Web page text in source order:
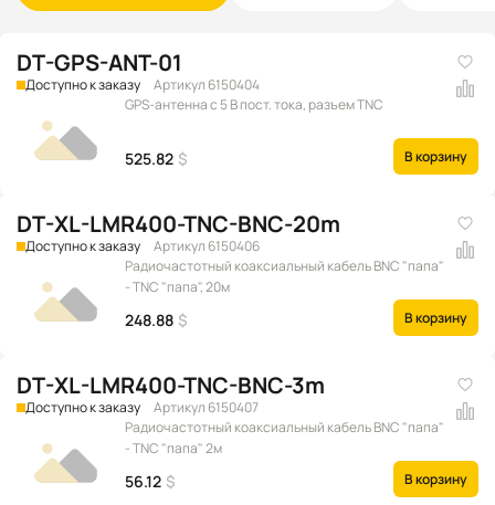
DT-GPS-ANT-01
Доступно к заказу
Артикул 6150404
GPS-антенна с 5 В пост. тока, разъем TNC
525.82 $ В корзину
DT-XL-LMR400-TNC-BNC-20m
Доступно к заказу
Артикул 6150406
Радиочастотный коаксиальный кабель BNC "папа"
- TNC "папа", 20м
248.88 $ В корзину
DT-XL-LMR400-TNC-BNC-3m
Доступно к заказу
Артикул 6150407
Радиочастотный коаксиальный кабель BNC "папа"
- TNC "папа" 2м
56.12 $ В корзину